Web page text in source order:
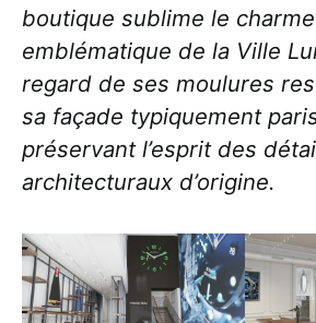
boutique sublime le charme
emblématique de la Ville
regard de ses moulures
sa façade typiquement
préservant l’esprit des
architecturaux d’origine.